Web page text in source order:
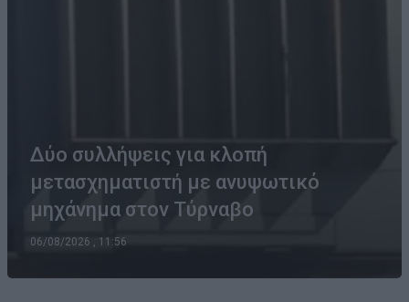
Δύο συλλήψεις για κλοπή
μετασχηματιστή με ανυψωτικό
μηχάνημα στον Τύρναβο
06/08/2026 , 11:56